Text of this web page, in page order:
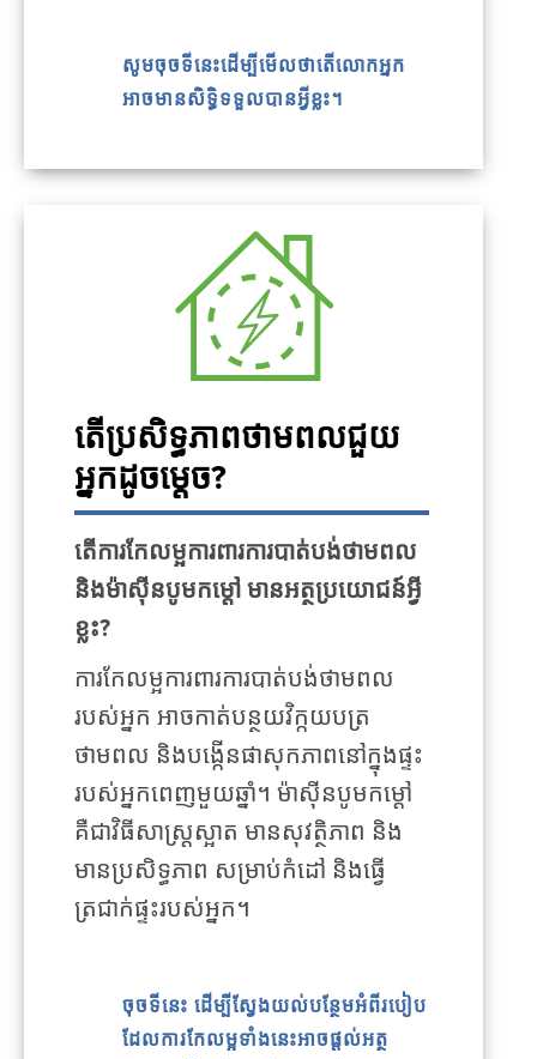
សូមចុចទីនេះដើម្បីមើលថាតើលោកអ្នក
អាចមានសិទ្ធិទទួលបានអ្វីខ្លះ។
តើប្រសិទ្ធភាពថាមពលជួយ
អ្នកដូចម្តេច?
តើការកែលម្អការពារការបាត់បង់ថាមពល
និងម៉ាស៊ីនបូមកម្ដៅ មានអត្ថប្រយោជន៍អ្វី
ខ្លះ?
ការកែលម្អការពារការបាត់បង់ថាមពល
របស់អ្នក អាចកាត់បន្ថយវិក្កយបត្រ
ថាមពល និងបង្កើនផាសុកភាពនៅក្នុងផ្ទះ
របស់អ្នកពេញមួយឆ្នាំ។ ម៉ាស៊ីនបូមកម្ដៅ
គឺជាវិធីសាស្ត្រស្អាត មានសុវត្ថិភាព និង
មានប្រសិទ្ធភាព សម្រាប់កំដៅ និងធ្វើ
ត្រជាក់ផ្ទះរបស់អ្នក។
ចុចទីនេះ ដើម្បីស្វែងយល់បន្ថែមអំពីរបៀប
ដែលការកែលម្អទាំងនេះអាចផ្តល់អត្ថ